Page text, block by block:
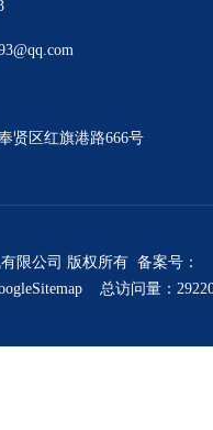
贤区红旗港路666号
限公司 版权所有 备案号：
总访问量：